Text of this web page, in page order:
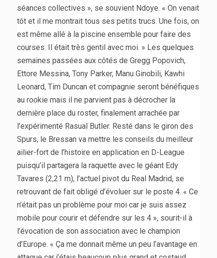
séances collectives », se souvient Ndoye. « On venait
tôt et il me montrait tous ses petits trucs. Une fois, on
est même allé à la piscine ensemble pour faire des
courses. Il était très gentil avec moi. » Les quelques
semaines passées aux côtés de Gregg Popovich,
Ettore Messina, Tony Parker, Manu Ginobili, Kawhi
Leonard, Tim Duncan et compagnie seront bénéfiques
au rookie mais il ne parvient pas à décrocher la
dernière place du roster, finalement arrachée par
l’expérimenté Rasual Butler. Resté dans le giron des
Spurs, le Bressan va mettre les conseils du meilleur
ailier-fort de l’histoire en application en D-League
puisqu’il partagera la raquette avec le géant Edy
Tavares (2,21 m), l’actuel pivot du Real Madrid, se
retrouvant de fait obligé d’évoluer sur le poste 4. « Ce
n’était pas un problème pour moi car je suis assez
mobile pour courir et défendre sur les 4 », sourit-il à
l’évocation de son association avec le champion
d’Europe. « Ça me donnait même un peu l’avantage en